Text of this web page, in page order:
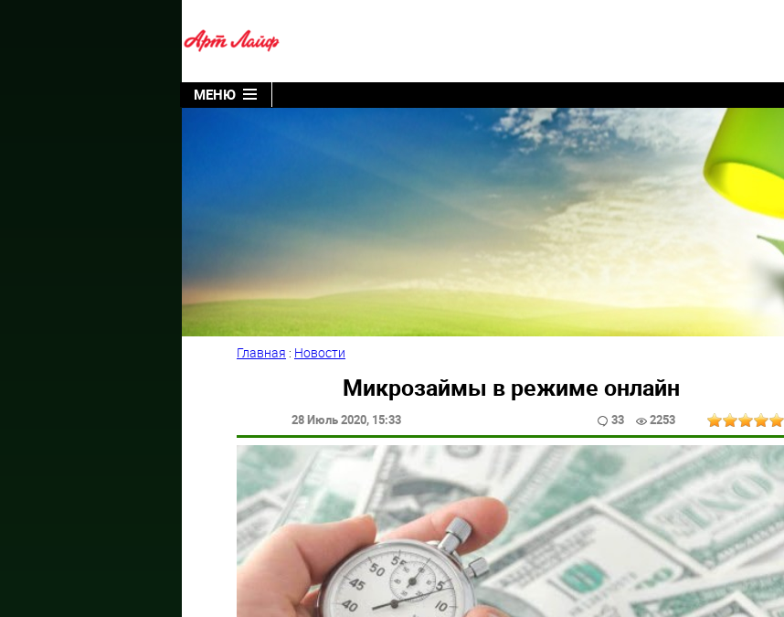
МЕНЮ
Главная : Новости
Микрозаймы в режиме онлайн
28 Июль 2020, 15:33 33 2253